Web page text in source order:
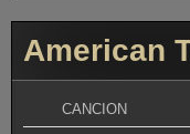
American
CANCION